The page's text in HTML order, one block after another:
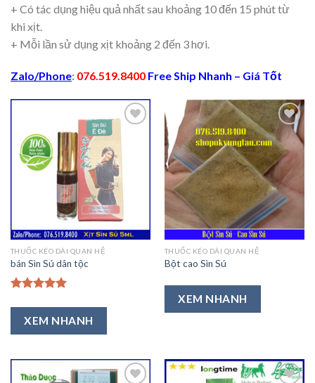
+ Có tác dụng hiệu quả nhất sau khoảng 10 đến 15 phút từ
khi xịt.
+ Mỗi lần sử dụng xịt khoảng 2 đến 3 hơi.
Zalo/Phone: 076.519.8400 Free Ship Nhanh – Giá Tốt
Thích
THUỐC KÉO DÀI QUAN HỆ
bán Sìn Sú dân tộc
hạng5.00
5 sao
XEM NHANH
Thêm
vào
Ưa
Thích
THUỐC KÉO DÀI QUAN HỆ
Bột cao Sìn Sú
XEM NHANH